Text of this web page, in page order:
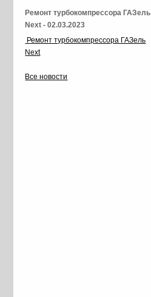
Ремонт турбокомпрессора ГАЗель
Next - 02.03.2023
Ремонт турбокомпрессора ГАЗель
Next
Все новости